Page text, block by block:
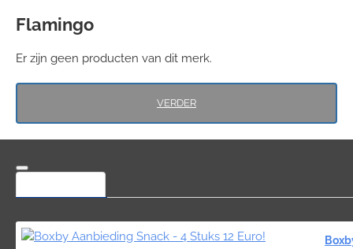
Flamingo
Er zijn geen producten van dit merk.
VERDER